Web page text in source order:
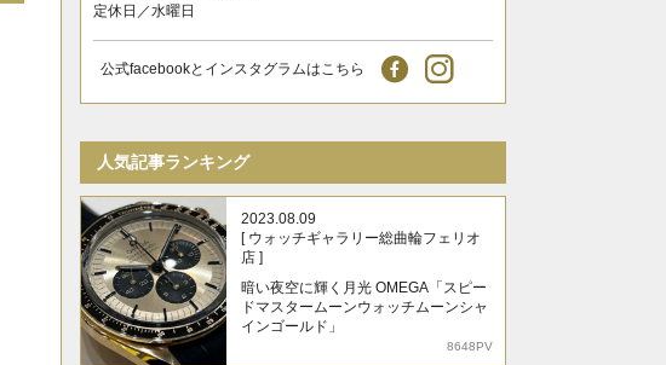
定休日／水曜日
公式facebookとインスタグラムはこちら
人気記事ランキング
2023.08.09
[ ウォッチギャラリー総曲輪フェリオ
店 ]
暗い夜空に輝く月光 OMEGA「スピー
ドマスタームーンウォッチムーンシャ
インゴールド」
8648PV